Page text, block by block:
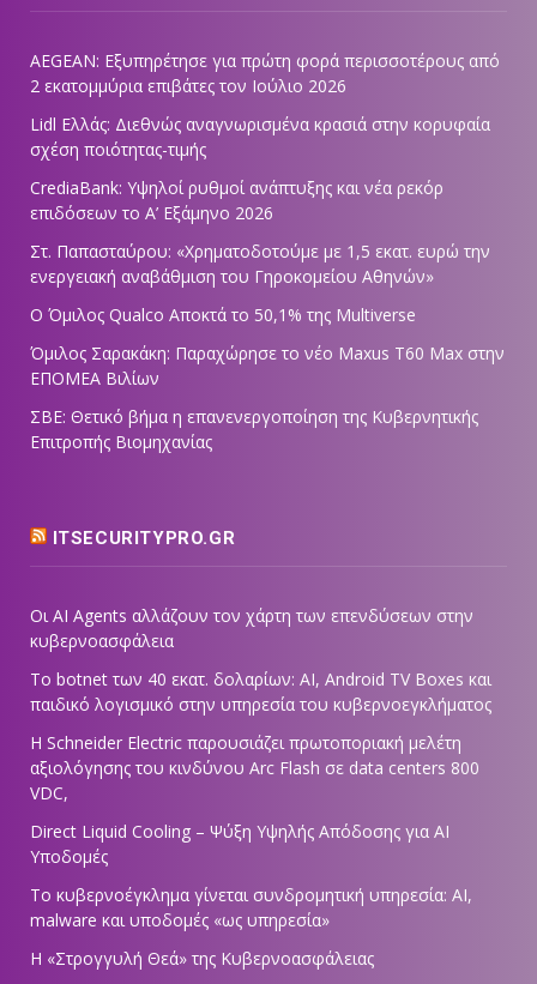
AEGEAN: Εξυπηρέτησε για πρώτη φορά περισσοτέρους από
2 εκατομμύρια επιβάτες τον Ιούλιο 2026
Lidl Ελλάς: Διεθνώς αναγνωρισμένα κρασιά στην κορυφαία
σχέση ποιότητας-τιμής
CrediaBank: Υψηλοί ρυθμοί ανάπτυξης και νέα ρεκόρ
επιδόσεων το Α’ Εξάμηνο 2026
Στ. Παπασταύρου: «Χρηματοδοτούμε με 1,5 εκατ. ευρώ την
ενεργειακή αναβάθμιση του Γηροκομείου Αθηνών»
Ο Όμιλος Qualco Αποκτά το 50,1% της Multiverse
Όμιλος Σαρακάκη: Παραχώρησε το νέο Maxus T60 Max στην
ΕΠΟΜΕΑ Βιλίων
ΣΒΕ: Θετικό βήμα η επανενεργοποίηση της Κυβερνητικής
Επιτροπής Βιομηχανίας
ITSECURITYPRO.GR
Οι AI Agents αλλάζουν τον χάρτη των επενδύσεων στην
κυβερνοασφάλεια
Το botnet των 40 εκατ. δολαρίων: AI, Android TV Boxes και
παιδικό λογισμικό στην υπηρεσία του κυβερνοεγκλήματος
Η Schneider Electric παρουσιάζει πρωτοποριακή μελέτη
αξιολόγησης του κινδύνου Arc Flash σε data centers 800
VDC,
Direct Liquid Cooling – Ψύξη Υψηλής Απόδοσης για AI
Υποδομές
Το κυβερνοέγκλημα γίνεται συνδρομητική υπηρεσία: AI,
malware και υποδομές «ως υπηρεσία»
Η «Στρογγυλή Θεά» της Κυβερνοασφάλειας